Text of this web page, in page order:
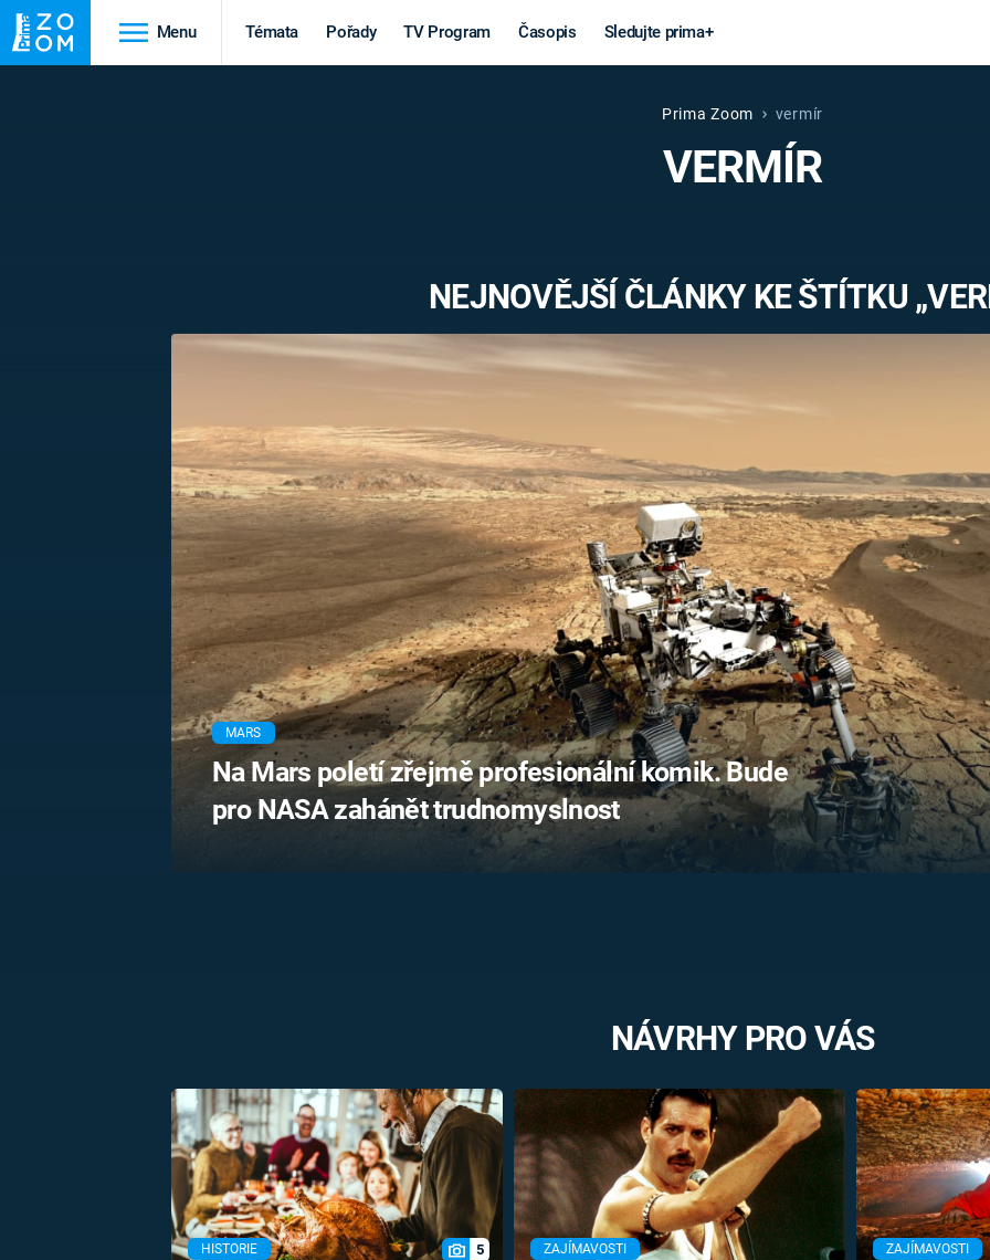
Menu Témata Pořady TV Program Časopis Sledujte prima+
STAROVĚKÝ EGYPT
Věda a
technika
MARS
VÁLEČNÉ
světová válka
PRVNÍ SVĚTOVÁ
Výročí
MARIE TEREZIE
NAPOLEON
BONAPARTE
BRITSKÁ
KRÁLOVSKÁ
RODINA
Záhady a
konspirace
UFO A
MIMOZEMŠŤANÉ
UTAJENÉ PŘÍBĚHY
ČESKÝCH DĚJIN
ALTERNATIVNÍ
HISTORIE
FILMY
REALITA
HORORY
REALITA
OPTICKÉ
KLAMY
Prima Zoom vermír
VERMÍR
NEJNOVĚJŠÍ ČLÁNKY KE ŠTÍTKU
MARS
Na Mars poletí zřejmě profesionální komik. Bude
pro NASA zahánět trudnomyslnost
NÁVRHY PRO VÁS
HISTORIE 5 ZAJÍMAVOSTI ZAJÍMAVOSTI